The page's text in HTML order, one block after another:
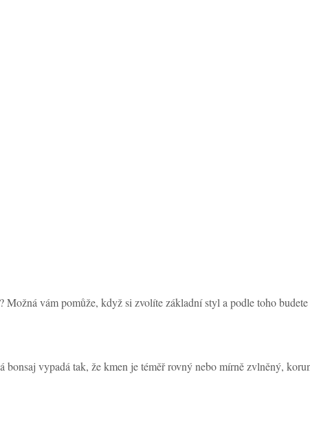
? Možná vám pomůže, když si zvolíte základní styl a podle toho budete
vypadá tak, že kmen je téměř rovný nebo mírně zvlněný,